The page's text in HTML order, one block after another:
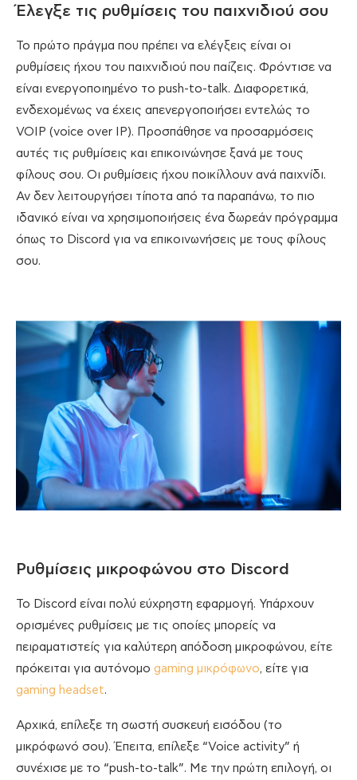
Έλεγξε τις ρυθμίσεις του παιχνιδιού σου
Το πρώτο πράγμα που πρέπει να ελέγξεις είναι οι
ρυθμίσεις ήχου του παιχνιδιού που παίζεις. Φρόντισε να
είναι ενεργοποιημένο το push-to-talk. Διαφορετικά,
ενδεχομένως να έχεις απενεργοποιήσει εντελώς το
VOIP (voice over IP). Προσπάθησε να προσαρμόσεις
αυτές τις ρυθμίσεις και επικοινώνησε ξανά με τους
φίλους σου. Οι ρυθμίσεις ήχου ποικίλλουν ανά παιχνίδι.
Αν δεν λειτουργήσει τίποτα από τα παραπάνω, το πιο
ιδανικό είναι να χρησιμοποιήσεις ένα δωρεάν πρόγραμμα
όπως το Discord για να επικοινωνήσεις με τους φίλους
σου.
Ρυθμίσεις μικροφώνου στο Discord
To Discord είναι πολύ εύχρηστη εφαρμογή. Υπάρχουν
ορισμένες ρυθμίσεις με τις οποίες μπορείς να
πειραματιστείς για καλύτερη απόδοση μικροφώνου, είτε
πρόκειται για αυτόνομο gaming μικρόφωνο, είτε για
gaming headset.
Αρχικά, επίλεξε τη σωστή συσκευή εισόδου (το
μικρόφωνό σου). Έπειτα, επίλεξε “Voice activity” ή
συνέχισε με το “push-to-talk”. Με την πρώτη επιλογή, οι